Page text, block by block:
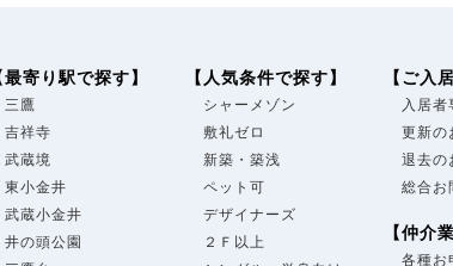
最寄り駅で探す】
三鷹
吉祥寺
武蔵境
東小金井
武蔵小金井
井の頭公園
【人気条件で探す】
シャーメゾン
敷礼ゼロ
新築・築浅
ペット可
デザイナーズ
２Ｆ以上
【ご入
入居者
更新の
退去の
総合お
【仲介
各種お